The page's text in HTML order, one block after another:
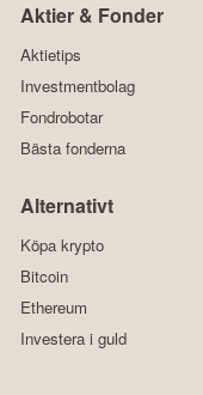
Aktier & Fonder
Aktietips
Investmentbolag
Fondrobotar
Bästa fonderna
Alternativt
Köpa krypto
Bitcoin
Ethereum
Investera i guld